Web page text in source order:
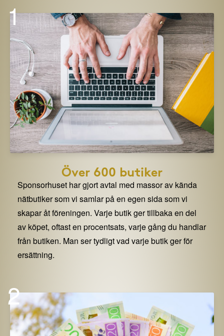
1
Över 600 butiker
Sponsorhuset har gjort avtal med massor av kända
nätbutiker som vi samlar på en egen sida som vi
skapar åt föreningen. Varje butik ger tillbaka en del
av köpet, oftast en procentsats, varje gång du handlar
från butiken. Man ser tydligt vad varje butik ger för
ersättning.
2